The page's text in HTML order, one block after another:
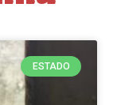
ESTADO